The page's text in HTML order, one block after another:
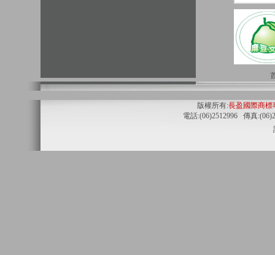
版權所有:長盈國際商標
電話:(06)2512996 傳真